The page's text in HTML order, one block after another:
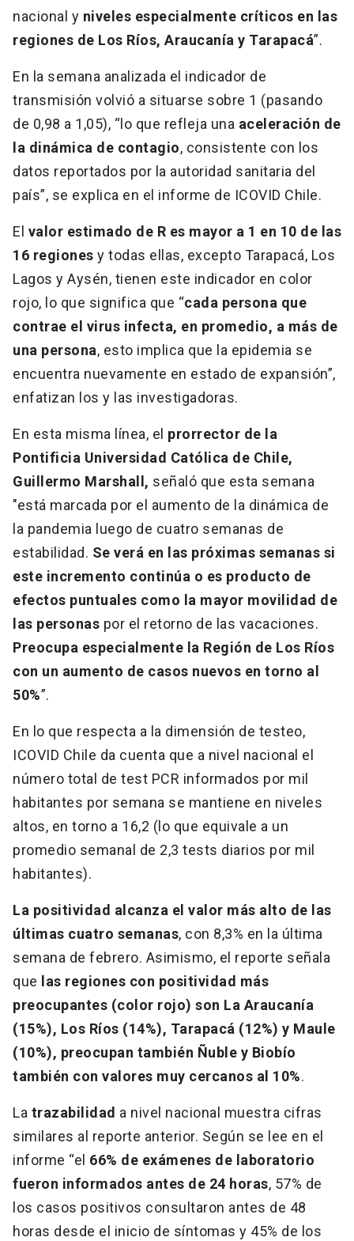
nacional y niveles especialmente críticos en las
regiones de Los Ríos, Araucanía y Tarapacá”.
En la semana analizada el indicador de
transmisión volvió a situarse sobre 1 (pasando
de 0,98 a 1,05), “lo que refleja una aceleración de
la dinámica de contagio, consistente con los
datos reportados por la autoridad sanitaria del
país”, se explica en el informe de ICOVID Chile.
El valor estimado de R es mayor a 1 en 10 de las
16 regiones y todas ellas, excepto Tarapacá, Los
Lagos y Aysén, tienen este indicador en color
rojo, lo que significa que “cada persona que
contrae el virus infecta, en promedio, a más de
una persona, esto implica que la epidemia se
encuentra nuevamente en estado de expansión”,
enfatizan los y las investigadoras.
En esta misma línea, el prorrector de la
Pontificia Universidad Católica de Chile,
Guillermo Marshall, señaló que esta semana
"está marcada por el aumento de la dinámica de
la pandemia luego de cuatro semanas de
estabilidad. Se verá en las próximas semanas si
este incremento continúa o es producto de
efectos puntuales como la mayor movilidad de
las personas por el retorno de las vacaciones.
Preocupa especialmente la Región de Los Ríos
con un aumento de casos nuevos en torno al
50%”.
En lo que respecta a la dimensión de testeo,
ICOVID Chile da cuenta que a nivel nacional el
número total de test PCR informados por mil
habitantes por semana se mantiene en niveles
altos, en torno a 16,2 (lo que equivale a un
promedio semanal de 2,3 tests diarios por mil
habitantes).
La positividad alcanza el valor más alto de las
últimas cuatro semanas, con 8,3% en la última
semana de febrero. Asimismo, el reporte señala
que
las regiones con positividad más
preocupantes (color rojo) son La Araucanía
(15%), Los Ríos (14%), Tarapacá (12%) y Maule
(10%), preocupan también Ñuble y Biobío
también con valores muy cercanos al 10%.
La trazabilidad a nivel nacional muestra cifras
similares al reporte anterior. Según se lee en el
informe “el 66% de exámenes de laboratorio
fueron informados antes de 24 horas, 57% de
los casos positivos consultaron antes de 48
horas desde el inicio de síntomas y 45% de los